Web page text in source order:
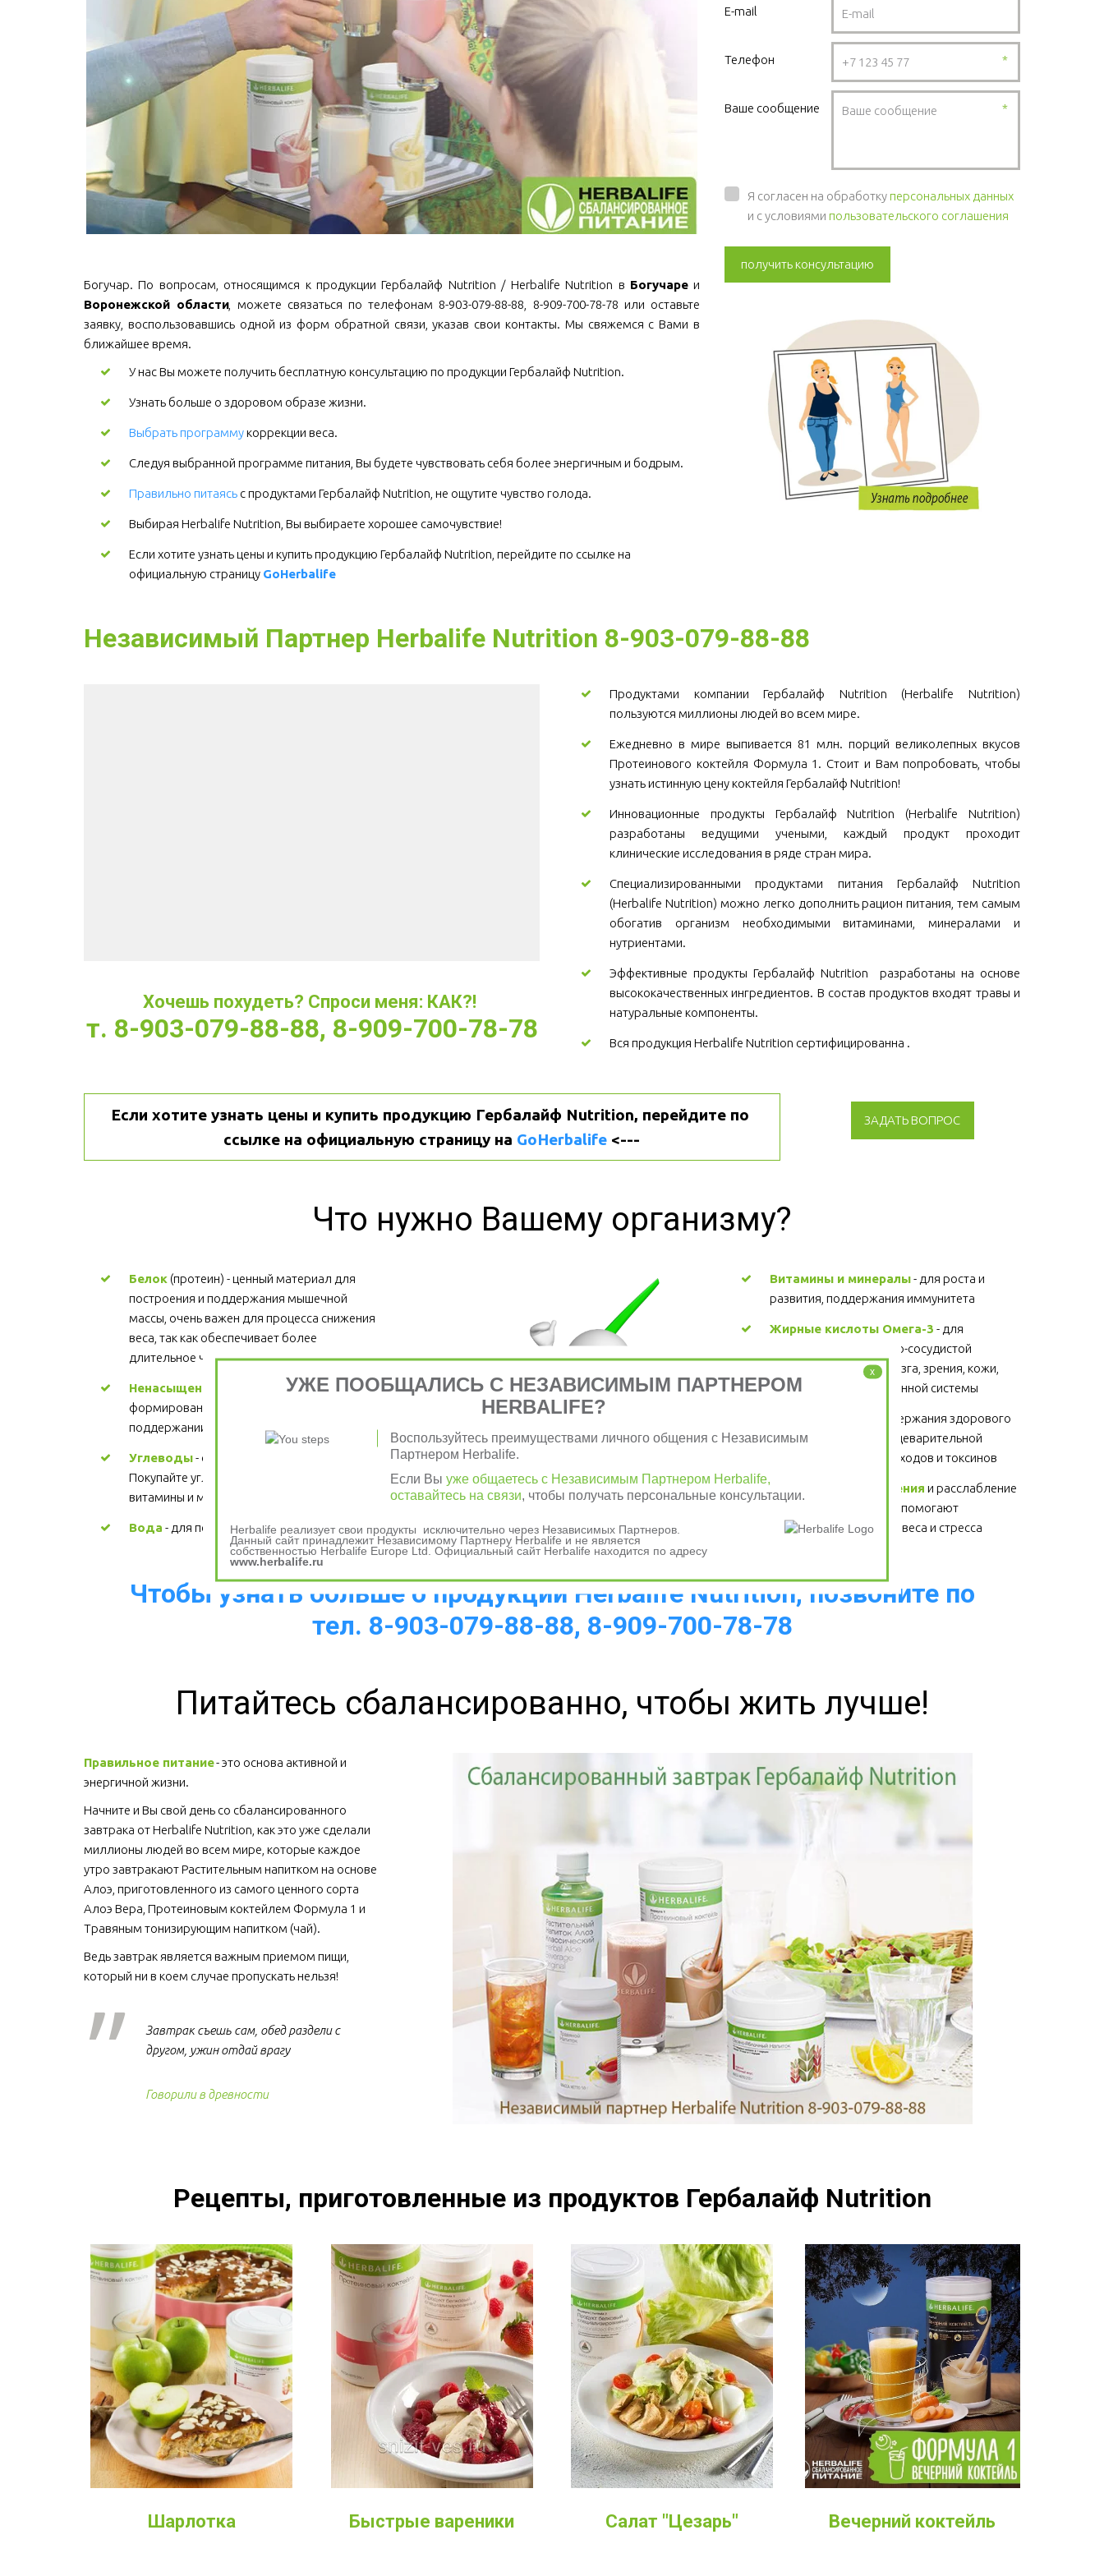
Богучар. По вопросам, относящимся к продукции Гербалайф Nutrition / Herbalife Nutrition в Богучареи
Воронежской области, можете связаться по телефонам 8-903-079-88-88, 8-909-700-78-78 или оставьте
заявку, воспользовавшись одной из форм обратной связи, указав свои контакты. Мы свяжемся с Вами в
ближайшее время.
У нас Вы можете получить бесплатную консультацию по продукции Гербалайф Nutrition.
Узнать больше о здоровом образе жизни.
Выбрать программукоррекции веса.
Следуя выбранной программе питания, Вы будете чувствовать себя более энергичным и бодрым.
Правильно питаясь с продуктами Гербалайф Nutrition, не ощутите чувство голода.
Выбирая Herbalife Nutrition, Вы выбираете хорошее самочувствие!
Если хотите узнать цены и купить продукцию Гербалайф Nutrition, перейдите по ссылке на
официальную страницу GoHerbalife
E-mail
Телефон *
Ваше сообщение *
Я согласен на обработкуперсональных данных
и с условиями пользовательского соглашения
получить консультацию
Независимый Партнер Herbalife Nutrition 8-903-079-88-88
Хочешь похудеть? Спроси меня: КАК?!
т. 8-903-079-88-88, 8-909-700-78-78
Продуктами компании Гербалайф Nutrition (Herbalife Nutrition)
пользуются миллионы людей во всем мире.
Ежедневно в мире выпивается 81 млн. порций великолепных вкусов
Протеинового коктейля Формула 1. Стоит и Вам попробовать, чтобы
узнать истинную цену коктейля Гербалайф Nutrition!
Инновационные продукты Гербалайф Nutrition (Herbalife Nutrition)
разработаны ведущими учеными, каждый продукт проходит
клинические исследования в ряде стран мира.
Специализированными продуктами питания Гербалайф Nutrition
(Herbalife Nutrition) можно легко дополнить рацион питания, тем самым
обогатив организм необходимыми витаминами, минералами и
нутриентами.
Эффективные продукты Гербалайф Nutrition разработаны на основе
высококачественных ингредиентов. В состав продуктов входят травы и
натуральные компоненты.
Вся продукция Herbalife Nutrition сертифицированна .
Если хотите узнать цены и купить продукцию Гербалайф Nutrition, перейдите по
ссылке на официальную страницу на GoHerbalife <---
ЗАДАТЬ ВОПРОС
Что нужно Вашему организму?
Белок (протеин) - ценный материал для
построения и поддержания мышечной
массы, очень важен для процесса снижения
веса, так как обеспечивает более
длительное чувство сытости.
Ненасыщенные жиры
- участвуют в
формировании структуры каждой клетки,
поддержании здорового сердца. Цена
Углеводы - основной источник энергии.
Покупайте углеводы, содержащие
витамины и минералы.
Вода - для поддержания водного баланса
Витамины и минералы - для роста и
развития, поддержания иммунитета
Жирные кислоты Омега-3 - для
поддержания сердечно-сосудистой
системы, головного мозга, зрения, кожи,
суставов, волос и иммунной системы
- для поддержания здорового
функционирования пищеварительной
системы, выведение отходов и токсинов
Физические упражнения и расслабление
- для здоровья сердца, помогают
избавиться от лишнего веса и стресса
Чтобы узнать больше о продукции Herbalife Nutrition, позвоните по
тел. 8-903-079-88-88, 8-909-700-78-78
Питайтесь сбалансированно, чтобы жить лучше!
Правильное питание - это основа активной и
энергичной жизни.
Начните и Вы свой день со сбалансированного
завтрака от Herbalife Nutrition, как это уже сделали
миллионы людей во всем мире, которые каждое
утро завтракают Растительным напитком на основе
Алоэ, приготовленного из самого ценного сорта
Алоэ Вера, Протеиновым коктейлем Формула 1 и
Травяным тонизирующим напитком (чай).
Ведь завтрак является важным приемом пищи,
который ни в коем случае пропускать нельзя!
Завтрак съешь сам, обед раздели с
другом, ужин отдай врагу
Говорили в древности
Рецепты, приготовленные из продуктов Гербалайф Nutrition
Шарлотка Быстрые вареники Салат "Цезарь" Вечерний коктейль
x
УЖЕ ПООБЩАЛИСЬ С НЕЗАВИСИМЫМ ПАРТНЕРОМ
HERBALIFE?
Воспользуйтесь преимуществами личного общения с Независимым
Партнером Herbalife.
Если Вы уже общаетесь с Независимым Партнером Herbalife,
оставайтесь на связи, чтобы получать персональные консультации.
Herbalife реализует свои продукты исключительно через Независимых Партнеров.
Данный сайт принадлежит Независимому Партнеру Herbalife и не является
собственностью Herbalife Europe Ltd. Официальный сайт Herbalife находится по адресу
www.herbalife.ru